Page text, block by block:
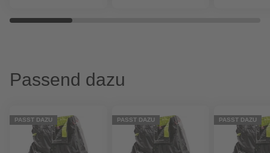
Passend dazu
PASST DAZU PASST DAZU PASST DAZU